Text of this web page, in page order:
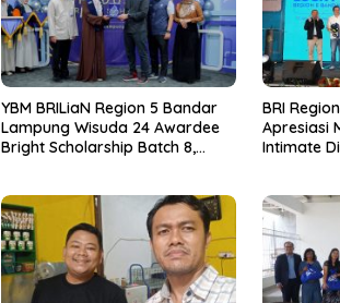
YBM BRILiaN Region 5 Bandar
Lampung Wisuda 24 Awardee
Bright Scholarship Batch 8,
BRI
Apresiasi
Intimate